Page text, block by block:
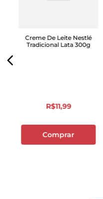
Creme De Leite Nestlé
Tradicional Lata 300g
R$11,99
Comprar